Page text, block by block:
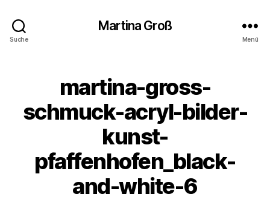
Suche
Martina Groß
Menü
martina-gross-
schmuck-acryl-bilder-
kunst-
pfaffenhofen_black-
and-white-6